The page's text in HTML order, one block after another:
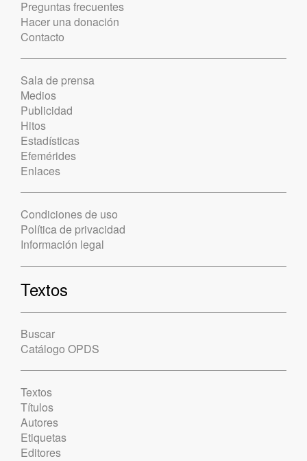
Preguntas frecuentes
Hacer una donación
Contacto
Sala de prensa
Medios
Publicidad
Hitos
Estadísticas
Efemérides
Enlaces
Condiciones de uso
Política de privacidad
Información legal
Textos
Buscar
Catálogo OPDS
Textos
Títulos
Autores
Etiquetas
Editores